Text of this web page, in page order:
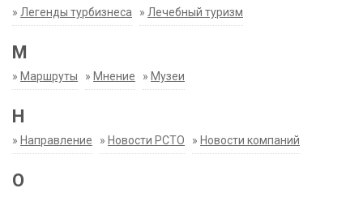
» Легенды турбизнеса » Лечебный туризм
М
» Маршруты » Мнение » Музеи
Н
» Направление » Новости РСТО » Новости компаний
О